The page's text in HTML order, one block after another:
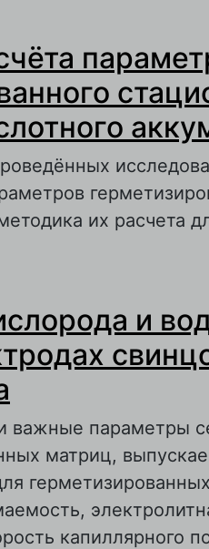
их расчета
свинцово-и
важные параметры
матриц,
капиллярного